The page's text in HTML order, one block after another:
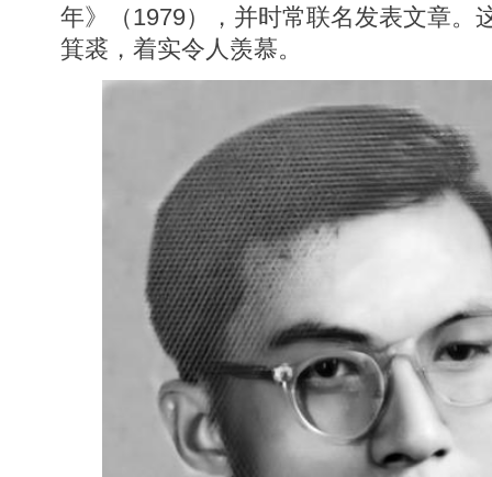
年》（1979），并时常联名发表文章。
箕裘，着实令人羡慕。